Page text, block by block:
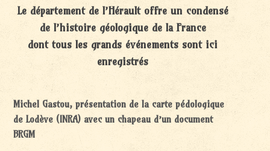
Le département de l’Hérault offre un condensé
de l’histoire géologique de la France
dont tous les grands événements sont ici
enregistrés
Michel Gastou, présentation de la carte pédologique
de Lodève (INRA) avec un chapeau d’un document
BRGM